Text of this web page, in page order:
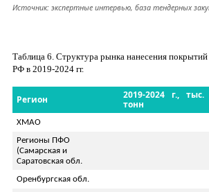
Источник: экспертные интервью, база тендерных
Таблица 6. Структура рынка нанесения
РФ в 2019-2024 гг.
Регион 2019-2024 г., тыс.
тонн
ХМАО
Регионы ПФО
(Самарская и
Саратовская обл.
Оренбургская обл.